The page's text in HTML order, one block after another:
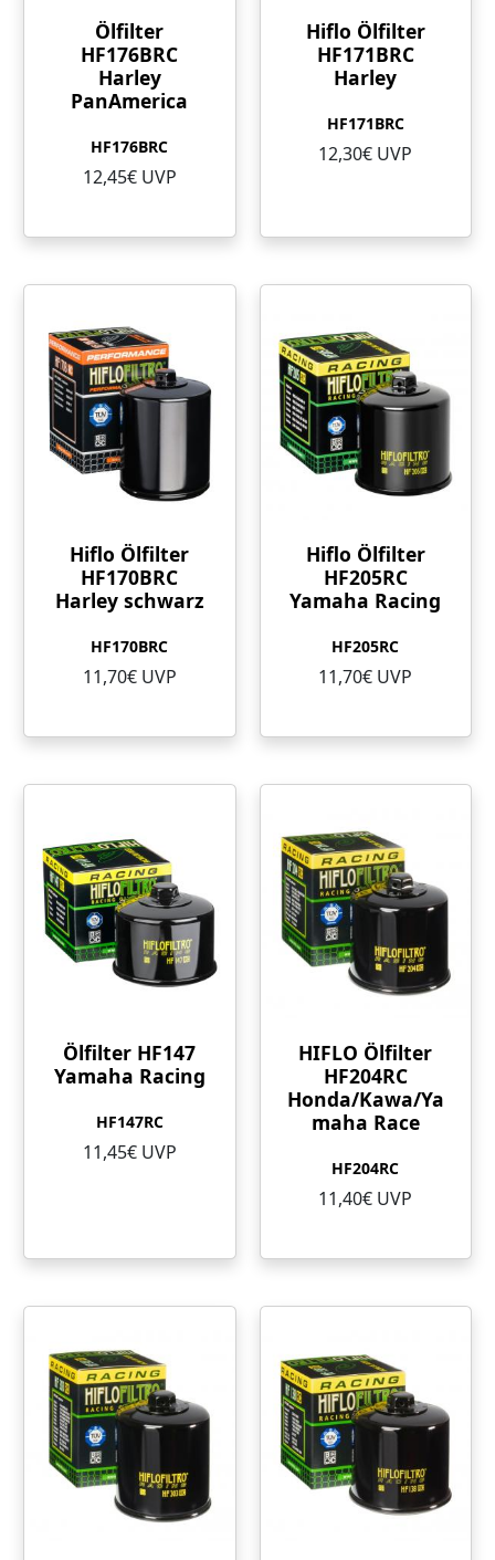
Ölfilter
HF176BRC
Harley
PanAmerica
HF176BRC
12,45€ UVP
Hiflo Ölfilter
HF171BRC
Harley
HF171BRC
12,30€ UVP
Hiflo Ölfilter
HF170BRC
Harley schwarz
HF170BRC
11,70€ UVP
Hiflo Ölfilter
HF205RC
Yamaha Racing
HF205RC
11,70€ UVP
Ölfilter HF147
Yamaha Racing
HF147RC
11,45€ UVP
HIFLO Ölfilter
HF204RC
Honda/Kawa/Ya
maha Race
HF204RC
11,40€ UVP